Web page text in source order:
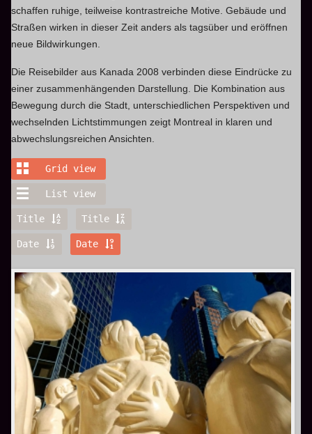
schaffen ruhige, teilweise kontrastreiche Motive. Gebäude und
Straßen wirken in dieser Zeit anders als tagsüber und eröffnen
neue Bildwirkungen.
Die Reisebilder aus Kanada 2008 verbinden diese Eindrücke zu
einer zusammenhängenden Darstellung. Die Kombination aus
Bewegung durch die Stadt, unterschiedlichen Perspektiven und
wechselnden Lichtstimmungen zeigt Montreal in klaren und
abwechslungsreichen Ansichten.
Grid view
List view
Title Title
Date Date